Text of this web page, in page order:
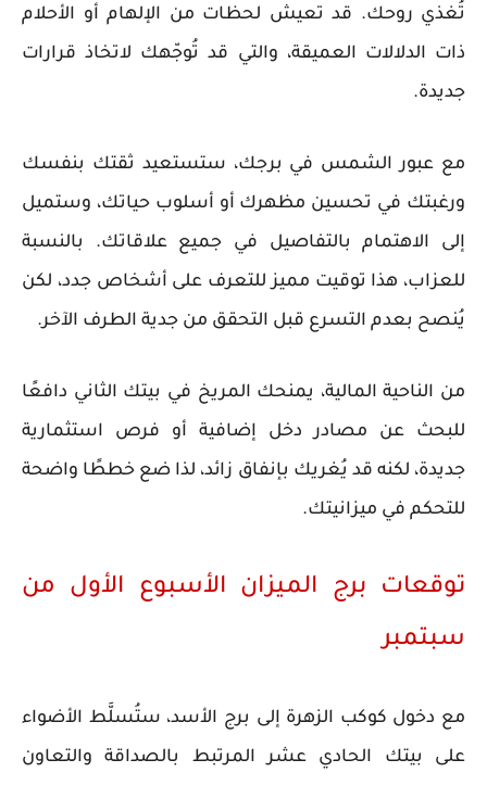
تُغذي روحك. قد تعيش لحظات من الإلهام أو الأحلام
ذات الدلالات العميقة، والتي قد تُوجّهك لاتخاذ قرارات
جديدة.
مع عبور الشمس في برجك، ستستعيد ثقتك بنفسك
ورغبتك في تحسين مظهرك أو أسلوب حياتك، وستميل
إلى الاهتمام بالتفاصيل في جميع علاقاتك. بالنسبة
للعزاب، هذا توقيت مميز للتعرف على أشخاص جدد، لكن
يُنصح بعدم التسرع قبل التحقق من جدية الطرف الآخر.
من الناحية المالية، يمنحك المريخ في بيتك الثاني دافعًا
للبحث عن مصادر دخل إضافية أو فرص استثمارية
جديدة، لكنه قد يُغريك بإنفاق زائد، لذا ضع خططًا واضحة
للتحكم في ميزانيتك.
توقعات برج الميزان الأسبوع الأول من
سبتمبر
مع دخول كوكب الزهرة إلى برج الأسد، ستُسلَّط الأضواء
على بيتك الحادي عشر المرتبط بالصداقة والتعاون